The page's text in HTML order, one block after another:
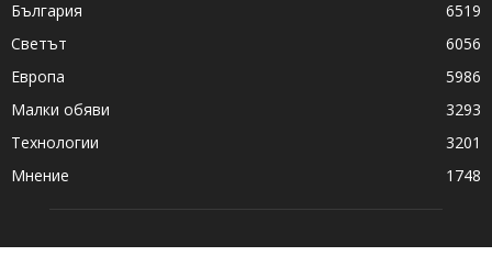
България
6519
Светът
6056
Европа
5986
Малки обяви
3293
Технологии
3201
Мнение
1748